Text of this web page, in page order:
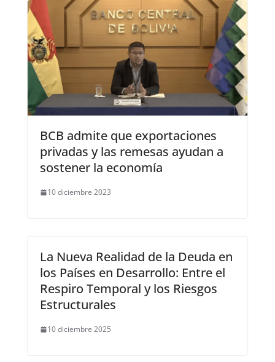
BCB admite que exportaciones
privadas y las remesas ayudan a
sostener la economía
10 diciembre 2023
La Nueva Realidad de la Deuda en
los Países en Desarrollo: Entre el
Respiro Temporal y los Riesgos
Estructurales
10 diciembre 2025